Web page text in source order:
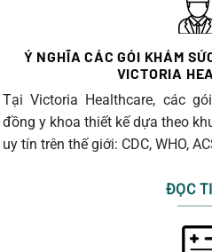
Ý NGHĨA CÁC GÓI KHÁM
VICTORIA
Tại Victoria Healthcare, các
đồng y khoa thiết kế dựa theo
uy tín trên thế giới: CDC, WHO,
ĐỌC